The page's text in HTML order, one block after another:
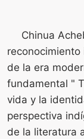
Chinua
de la era
fundamental "
vida y la
perspectiva
de la literatura